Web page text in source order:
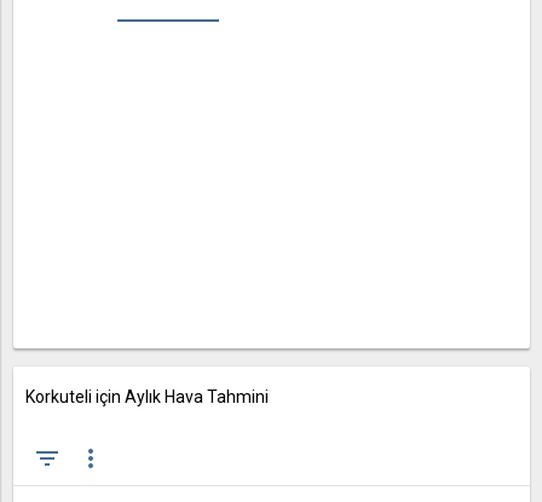
Korkuteli için Aylık Hava Tahmini
filter_list more_vert